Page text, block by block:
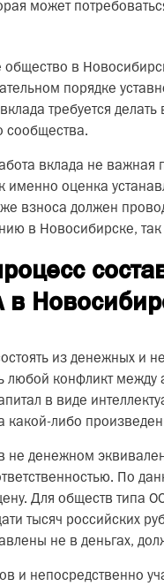
может
в
порядке
требуется
сообщества.
вклада не
именно оценка
взноса должен
в Новосибирске, так
в
из денежных и
любой конфликт
в виде
какой-либо
денежном
По
Для обществ типа
тысяч российских
не в деньгах,
и непосредственно